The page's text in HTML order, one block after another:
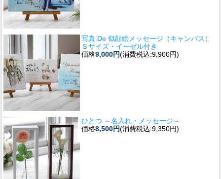
写真 De 似顔絵メッセージ（キャンバス）
Ｓサイズ・イーゼル付き
価格9,000円(消費税込:9,900円)
ひとつ ～名入れ・メッセージ～
価格8,500円(消費税込:9,350円)